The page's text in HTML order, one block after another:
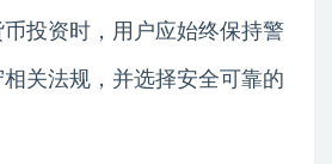
投资时，用户应始终保持警
关法规，并选择安全可靠的